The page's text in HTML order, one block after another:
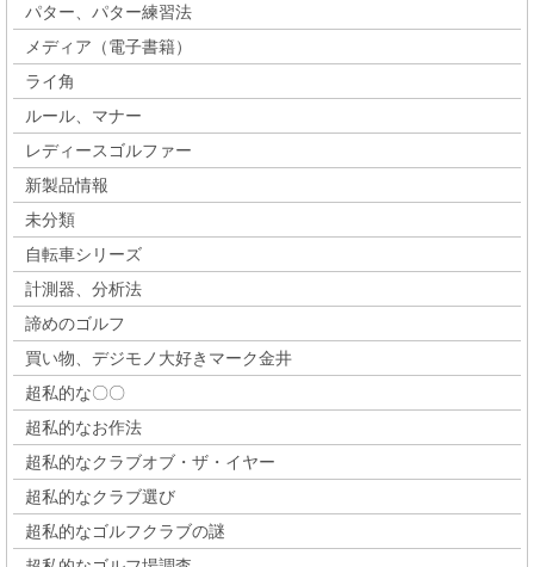
パター、パター練習法
メディア（電子書籍）
ライ角
ルール、マナー
レディースゴルファー
新製品情報
未分類
自転車シリーズ
計測器、分析法
諦めのゴルフ
買い物、デジモノ大好きマーク金井
超私的な〇〇
超私的なお作法
超私的なクラブオブ・ザ・イヤー
超私的なクラブ選び
超私的なゴルフクラブの謎